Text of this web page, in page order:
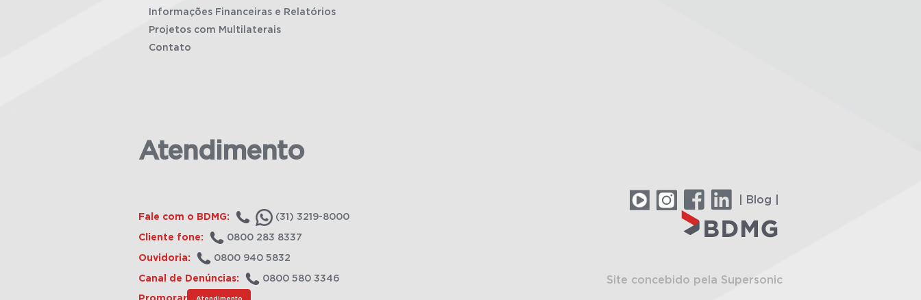
Informações Financeiras e Relatórios
Projetos com Multilaterais
Contato
Atendimento
Fale com o BDMG: (31) 3219-8000
Cliente fone: 0800 283 8337
Ouvidoria: 0800 940 5832
Canal de Denúncias: 0800 580 3346
Atendimento
| Blog |
Site concebido pela Supersonic